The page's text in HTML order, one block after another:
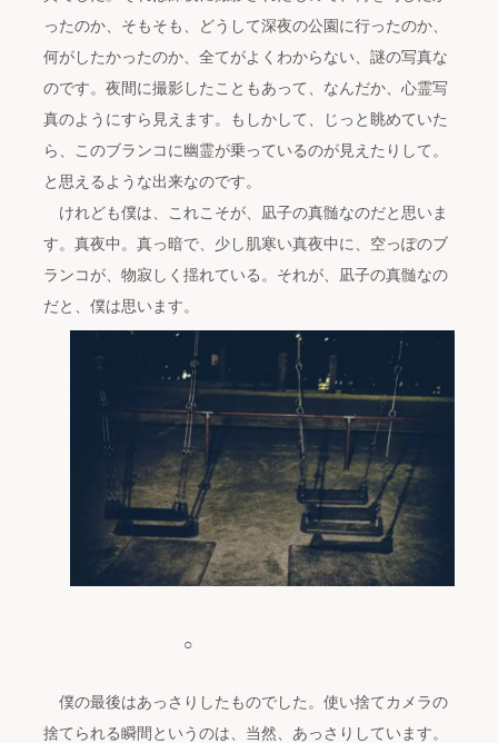
ったのか、そもそも、どうして深夜の公園に行ったのか、
何がしたかったのか、全てがよくわからない、謎の写真な
のです。夜間に撮影したこともあって、なんだか、心霊写
真のようにすら見えます。もしかして、じっと眺めていた
ら、このブランコに幽霊が乗っているのが見えたりして。
と思えるような出来なのです。
けれども僕は、これこそが、凪子の真髄なのだと思いま
す。真夜中。真っ暗で、少し肌寒い真夜中に、空っぽのブ
ランコが、物寂しく揺れている。それが、凪子の真髄なの
だと、僕は思います。
○
僕の最後はあっさりしたものでした。使い捨てカメラの
捨てられる瞬間というのは、当然、あっさりしています。